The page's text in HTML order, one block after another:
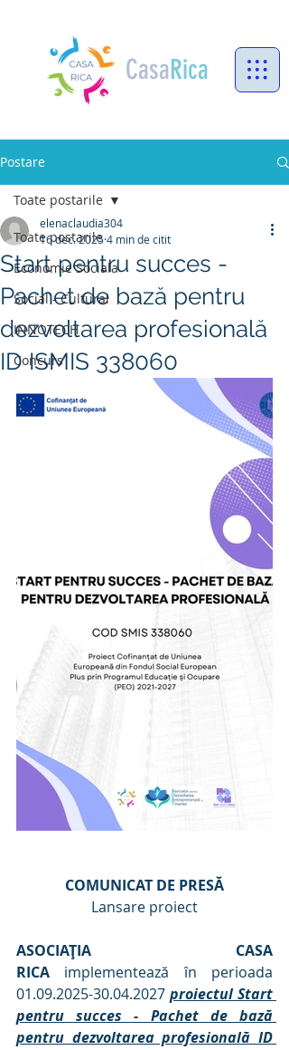
CasaRica
Postare
Toate postarile
Economie Sociala
Social - Cultural
INNOTECH
Concurs
Toate postarile
Start pentru succes -
Pachet de bază pentru
dezvoltarea profesională
ID ISMIS 338060
elenaclaudia304
16 dec. 20254 min de citit
COMUNICAT DE PRESĂ
Lansare proiect
ASOCIAȚIA CASA
RICA implementează în perioada
01.09.2025-30.04.2027 proiectul Start
pentru succes - Pachet de bază
pentru dezvoltarea profesională ID